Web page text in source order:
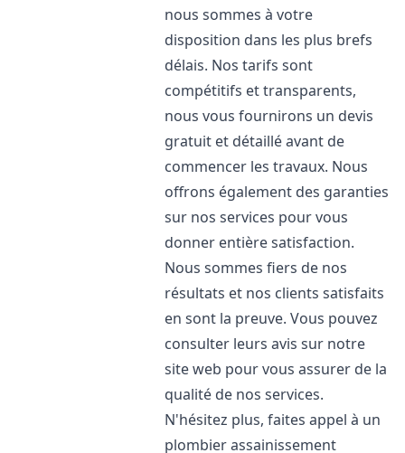
nous sommes à votre
disposition dans les plus brefs
délais. Nos tarifs sont
compétitifs et transparents,
nous vous fournirons un devis
gratuit et détaillé avant de
commencer les travaux. Nous
offrons également des garanties
sur nos services pour vous
donner entière satisfaction.
Nous sommes fiers de nos
résultats et nos clients satisfaits
en sont la preuve. Vous pouvez
consulter leurs avis sur notre
site web pour vous assurer de la
qualité de nos services.
N'hésitez plus, faites appel à un
plombier assainissement